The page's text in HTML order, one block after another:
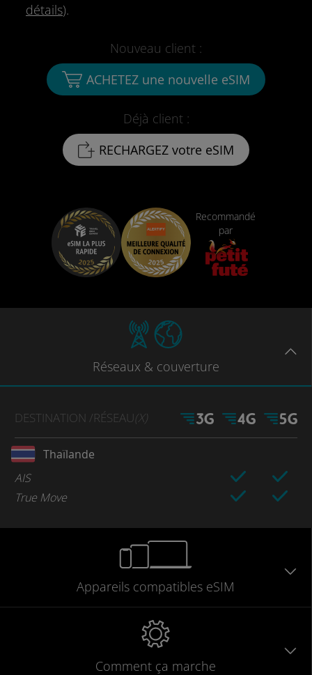
détails).
Déjà client :
RECHARGEZ votre eSIM
Nouveau client :
ACHETEZ une nouvelle eSIM
Recommandé
par
Réseaux & couverture
DESTINATION /RÉSEAU(X)
Thaïlande
AIS
True Move
Appareils compatibles eSIM
Comment ça marche